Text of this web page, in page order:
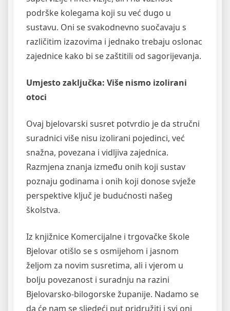
podrške kolegama koji su već dugo u
sustavu. Oni se svakodnevno suočavaju s
različitim izazovima i jednako trebaju oslonac
zajednice kako bi se zaštitili od sagorijevanja.
Umjesto zaključka: Više nismo izolirani
otoci
Ovaj bjelovarski susret potvrdio je da stručni
suradnici više nisu izolirani pojedinci, već
snažna, povezana i vidljiva zajednica.
Razmjena znanja između onih koji sustav
poznaju godinama i onih koji donose svježe
perspektive ključ je budućnosti našeg
školstva.
Iz knjižnice Komercijalne i trgovačke škole
Bjelovar otišlo se s osmijehom i jasnom
željom za novim susretima, ali i vjerom u
bolju povezanost i suradnju na razini
Bjelovarsko-bilogorske županije. Nadamo se
da će nam se sljedeći put pridružiti i svi oni